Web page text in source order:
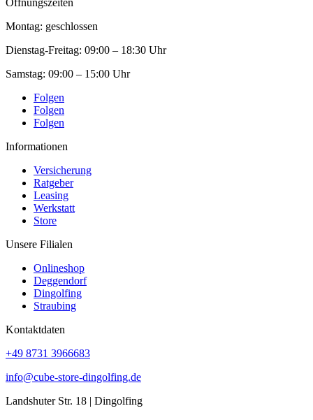
Montag: geschlossen
Dienstag-Freitag: 09:00 – 18:30 Uhr
Samstag: 09:00 – 15:00 Uhr
Folgen
Folgen
Folgen
Informationen
Versicherung
Ratgeber
Leasing
Werkstatt
Store
Unsere Filialen
Onlineshop
Deggendorf
Dingolfing
Straubing
Kontaktdaten
+49 8731 3966683
info@cube-store-dingolfing.de
Landshuter Str. 18 | Dingolfing